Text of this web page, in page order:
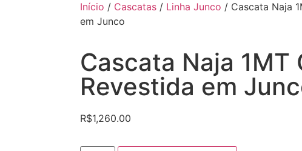
Início / Cascatas / Linha Junco / Cascata Naja
em Junco
Cascata Naja 1MT
Revestida em
R$1,260.00